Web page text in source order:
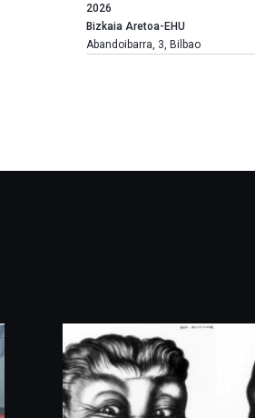
año
más,
Bilbao
la
Plaza
(BZP),
un
festival
que
2026
Bizkaia Aretoa-EHU
Abandoibarra, 3, Bilbao